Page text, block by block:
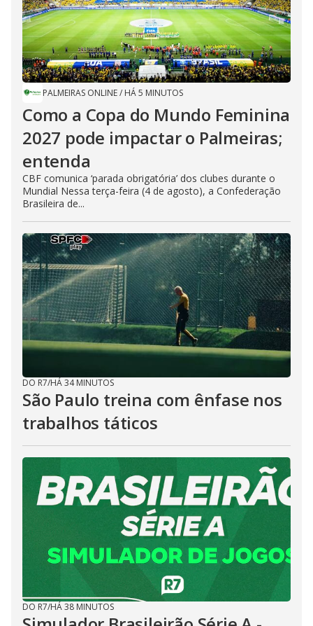
PALMEIRAS ONLINE/ HÁ 5 MINUTOS
Como a Copa do Mundo Feminina
2027 pode impactar o Palmeiras;
entenda
CBF comunica ‘parada obrigatória’ dos clubes durante o
Mundial Nessa terça-feira (4 de agosto), a Confederação
Brasileira de...
DO R7/HÁ 34 MINUTOS
São Paulo treina com ênfase nos
trabalhos táticos
DO R7/HÁ 38 MINUTOS